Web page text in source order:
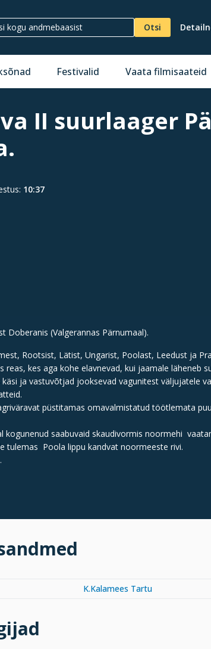
Otsi
Festivalid Vaata filmisaateid
II suurlaager
: 10:37
Doberanis (Valgerannas Pärnumaal).
Rootsist, Lätist, Ungarist, Poolast, Leedust ja
kes aga kohe elavnevad, kui jaamale läheneb
ja vastuvõtjad jooksevad vagunitest väljujatele
püstitamas omavalmistatud töötlemata
kogunenud saabuvaid skaudivormis noormehi
tulemas Poola lippu kandvat noormeeste rivi.
K.Kalamees Tartu